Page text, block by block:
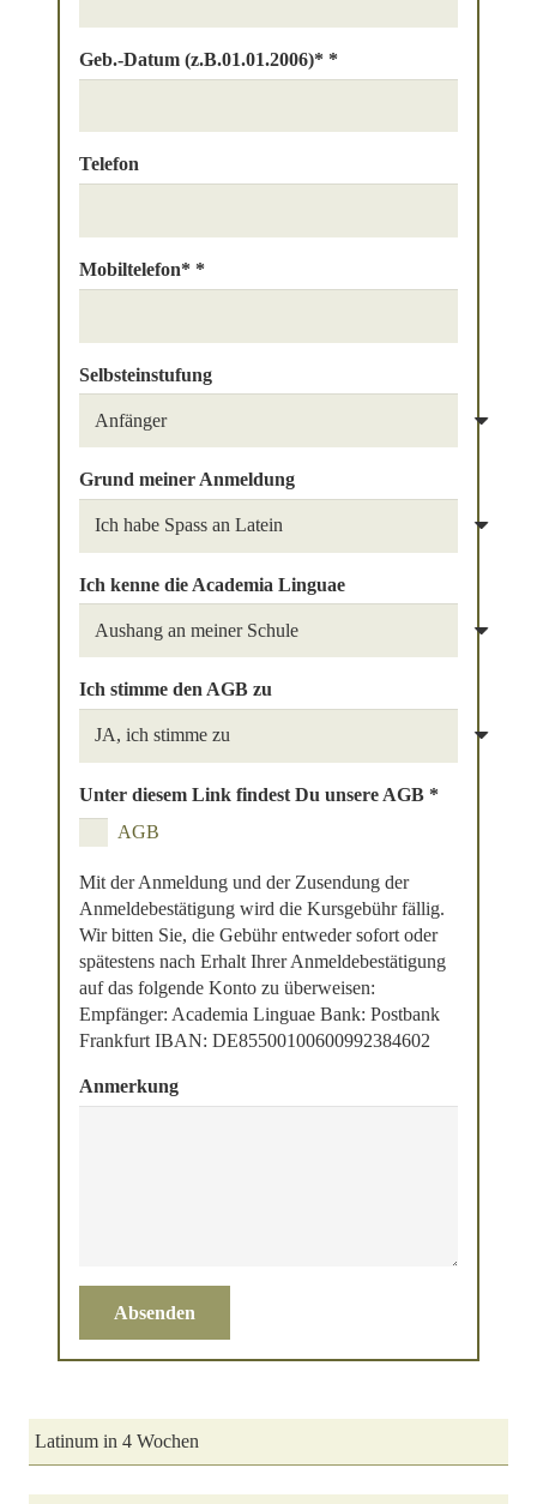
Geb.-Datum (z.B.01.01.2006)* *
Telefon
Mobiltelefon* *
Selbsteinstufung
Grund meiner Anmeldung
Ich kenne die Academia Linguae
Ich stimme den AGB zu
Unter diesem Link findest Du unsere AGB *
AGB
Mit der Anmeldung und der Zusendung der
Anmeldebestätigung wird die Kursgebühr fällig.
Wir bitten Sie, die Gebühr entweder sofort oder
spätestens nach Erhalt Ihrer Anmeldebestätigung
auf das folgende Konto zu überweisen:
Empfänger: Academia Linguae Bank: Postbank
Frankfurt IBAN: DE85500100600992384602
Anmerkung
Absenden
Latinum in 4 Wochen